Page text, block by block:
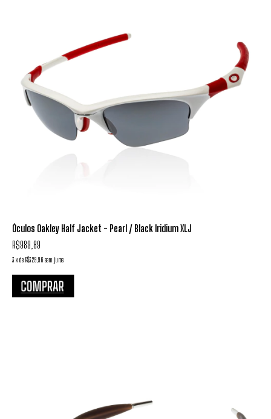
Óculos Oakley Half Jacket - Pearl / Black Iridium XLJ
R$989,89
3 xde R$329,96 sem juros